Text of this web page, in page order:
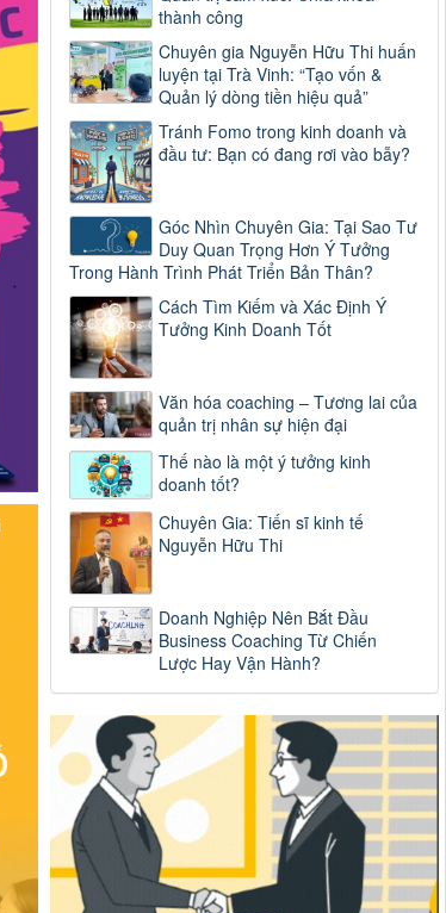
thành công
Chuyên gia Nguyễn Hữu Thi huấn
luyện tại Trà Vinh: “Tạo vốn &
Quản lý dòng tiền hiệu quả”
Tránh Fomo trong kinh doanh và
đầu tư: Bạn có đang rơi vào bẫy?
Góc Nhìn Chuyên Gia: Tại Sao Tư
Duy Quan Trọng Hơn Ý Tưởng
Trong Hành Trình Phát Triển Bản Thân?
Cách Tìm Kiếm và Xác Định Ý
Tưởng Kinh Doanh Tốt
Văn hóa coaching – Tương lai của
quản trị nhân sự hiện đại
Thế nào là một ý tưởng kinh
doanh tốt?
Chuyên Gia: Tiến sĩ kinh tế
Nguyễn Hữu Thi
Doanh Nghiệp Nên Bắt Đầu
Business Coaching Từ Chiến
Lược Hay Vận Hành?